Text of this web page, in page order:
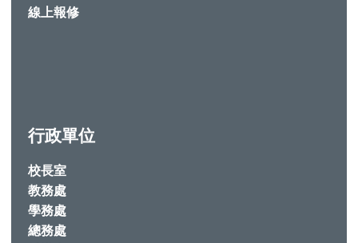
線上報修
行政單位
校長室
教務處
學務處
總務處